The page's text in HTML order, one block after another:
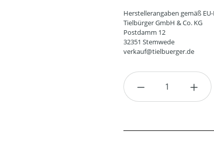
Herstellerangaben gemäß
Tielbürger GmbH & Co. KG
Postdamm 12
32351 Stemwede
verkauf@tielbuerger.de
Produkt